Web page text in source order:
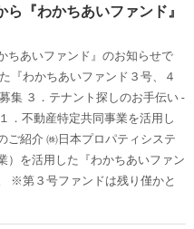
『わかちあいファンド』
ちあいファンド』のお知らせで
『わかちあいファンド３号、４
集 ３．テナント探しのお手伝い -
．不動産特定共同事業を活用し
ご紹介 ㈱日本プロパティシステ
）を活用した『わかちあいファン
※第３号ファンドは残り僅かと